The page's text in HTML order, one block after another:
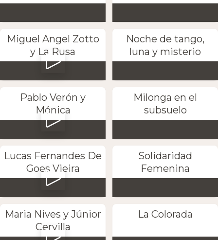
Miguel Angel Zotto
y La Rusa
Noche de tango,
luna y misterio
Pablo Verón y
Mónica
Milonga en el
subsuelo
Lucas Fernandes De
Goes Vieira
Solidaridad
Femenina
Maria Nives y Júnior
Cervilla
La Colorada